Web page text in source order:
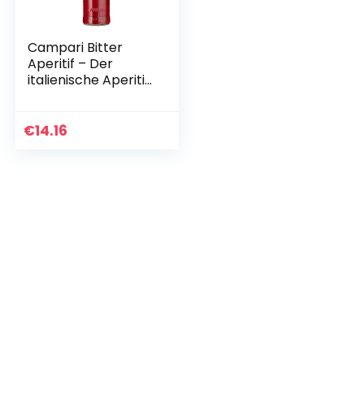
Campari Bitter
Aperitif – Der
italienische Aperitif
Original für Negroni,
€14.16